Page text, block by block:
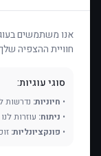
דיזינגוף 253, תל אביב
תמכו בנו
העמותה פועלת בעיקר
תרמו עכשיו
אנו משתמשים
חוויית ההצפיה
סוגי עוגיות:
• חיוניות: נדרשות
• ניתוח: עוזרות
• פונקציונליות: